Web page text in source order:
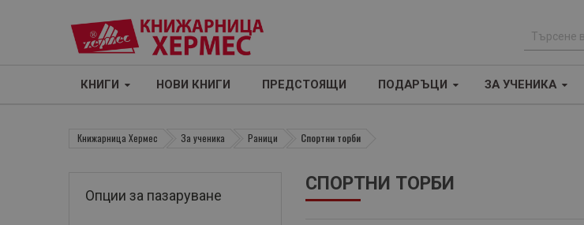
р
КНИГИ НОВИ КНИГИ ПРЕДСТОЯЩИ ПОДАРЪЦИ ЗА УЧЕНИКА
Книжарница Хермес За ученика Раници Спортни торби
СПОРТНИ ТОРБИ
Опции за пазаруване